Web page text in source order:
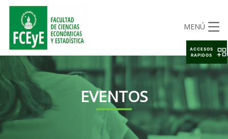
MENÚ
EVENTOS
ACCESOS
RAPIDOS